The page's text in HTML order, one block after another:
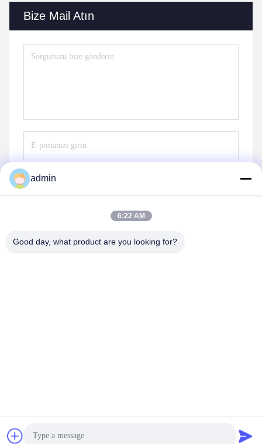
Bize Mail Atın
Göndermek
Çin İyi Kalite Ev Dondurarak Kurutucu Tedarikçi. telif hakkı ©
2023-2026 freezeddryer.com . Her hakkı saklıdır.
admin
6:22 AM
Good day, what product are you looking for?